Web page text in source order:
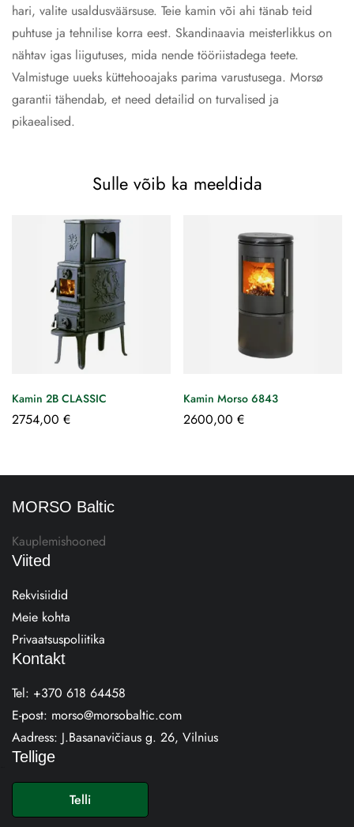
hari, valite usaldusväärsuse. Teie kamin või ahi tänab teid
puhtuse ja tehnilise korra eest. Skandinaavia meisterlikkus on
nähtav igas liigutuses, mida nende tööriistadega teete.
Valmistuge uueks küttehooajaks parima varustusega. Morsø
garantii tähendab, et need detailid on turvalised ja
pikaealised.
Sulle võib ka meeldida
Kamin 2B CLASSIC
2754,00 €
Kamin Morso 6843
2600,00 €
MORSO Baltic
Kauplemishooned
Viited
Rekvisiidid
Meie kohta
Privaatsuspoliitika
Kontakt
Tel: +370 618 64458
E-post: morso@morsobaltic.com
Aadress: J.Basanavičiaus g. 26, Vilnius
Tellige
Telli